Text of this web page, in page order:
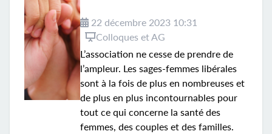
22 décembre 2023 10:31
Colloques et AG
L’association ne cesse de prendre de
l’ampleur. Les sages-femmes libérales
sont à la fois de plus en nombreuses et
de plus en plus incontournables pour
tout ce qui concerne la santé des
femmes, des couples et des familles.